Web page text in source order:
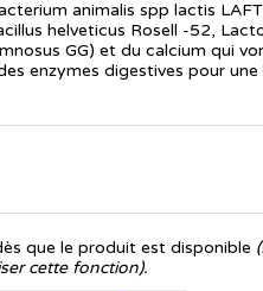
animalis spp lactis
helveticus Rosell -52,
GG) et du calcium qui
enzymes digestives pour
que le produit est disponible
cette fonction).